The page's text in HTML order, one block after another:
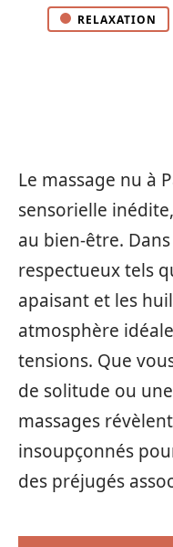
RELAXATION
Le massage nu à
sensorielle
au bien-être.
respectueux tels
apaisant et les
atmosphère
tensions. Que
de solitude ou
massages
insoupçonnés
des préjugés